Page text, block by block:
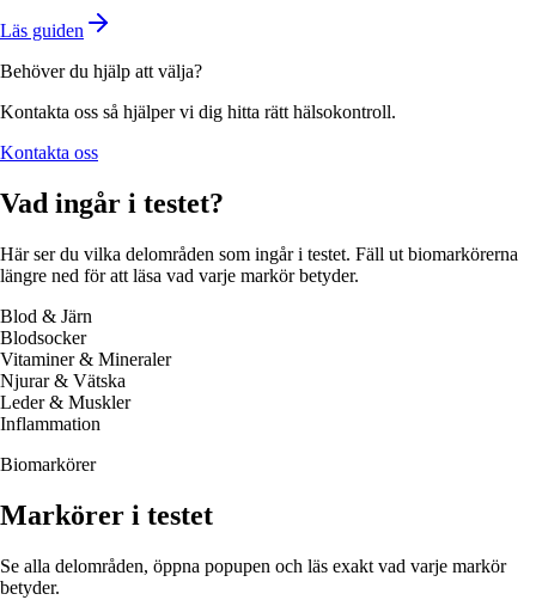
Läs guiden
Behöver du hjälp att välja?
Kontakta oss så hjälper vi dig hitta rätt hälsokontroll.
Kontakta oss
Vad ingår i testet?
Här ser du vilka delområden som ingår i testet. Fäll ut biomarkörerna
längre ned för att läsa vad varje markör betyder.
Blod & Järn
Blodsocker
Vitaminer & Mineraler
Njurar & Vätska
Leder & Muskler
Inflammation
Biomarkörer
Markörer i testet
Se alla delområden, öppna popupen och läs exakt vad varje markör
betyder.